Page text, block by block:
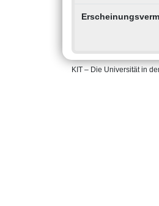
KIT – Die Universität in